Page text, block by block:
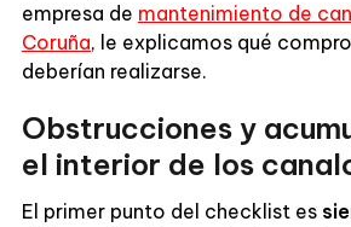
empresa de mantenimiento de
Coruña, le explicamos qué
deberían realizarse.
Obstrucciones y
el interior de los
El primer punto del checklist es